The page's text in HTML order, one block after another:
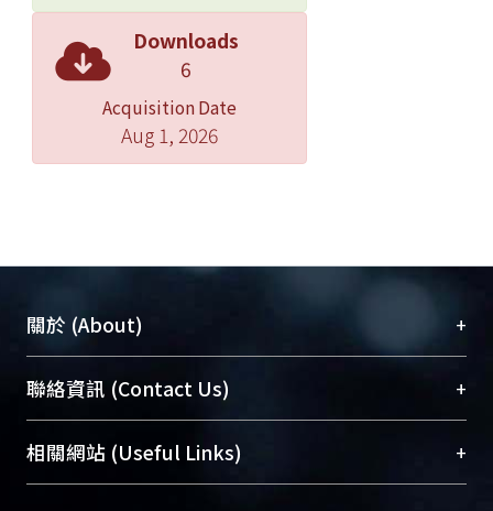
Downloads
6
Acquisition Date
Aug 1, 2026
關於 (About) +
臺大位居世界頂尖大學之列，為永久珍藏及向國際
展現本校豐碩的研究成果及學術能量，圖書館整合
機構典藏（NTUR）與學術庫（AH）不同功能平
台，成為臺大學術典藏NTU scholars。期能整合研
聯絡資訊 (Contact Us) +
總館學科館員(Main Library)
醫學圖書館學科館員(Medical Library)
相關網站 (Useful Links) +